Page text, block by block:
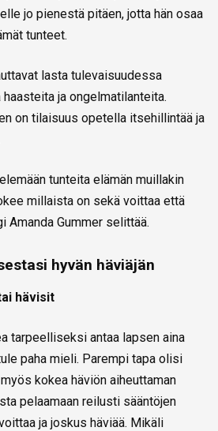
jo pienestä pitäen, jotta hän osaa
tunteet.
lasta tulevaisuudessa
ja ongelmatilanteita.
on tilaisuus opetella itsehillintää ja
tunteita elämän muillakin
millaista on sekä voittaa että
Amanda Gummer selittää.
hyvän häviäjän
hävisit
tarpeelliseksi antaa lapsen aina
paha mieli. Parempi tapa olisi
kokea häviön aiheuttaman
pelaamaan reilusti sääntöjen
ja joskus häviää. Mikäli